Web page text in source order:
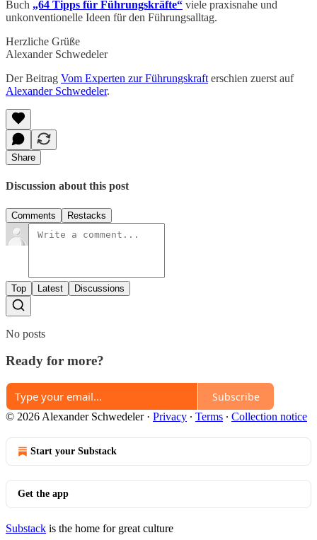
Buch „64 Tipps für Führungskräfte“ viele praxisnahe und
unkonventionelle Ideen für den Führungsalltag.
Herzliche Grüße
Alexander Schwedeler
Der Beitrag Vom Experten zur Führungskraft erschien zuerst auf
Alexander Schwedeler.
Share
Discussion about this post
Comments Restacks
Top Latest Discussions
No posts
Ready for more?
Subscribe
© 2026 Alexander Schwedeler· Privacy ∙ Terms ∙ Collection notice
Start your Substack
Get the app
Substack is the home for great culture